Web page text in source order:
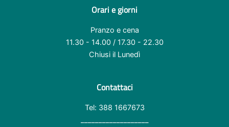
Orari e giorni
Pranzo e cena
11.30 - 14.00 / 17.30 - 22.30
Chiusi il Lunedì
Contattaci
Tel: 388 1667673